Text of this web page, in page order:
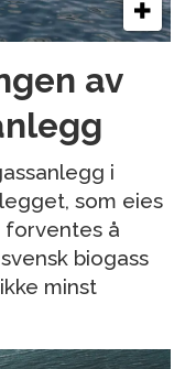
av
i
som eies
forventes å
biogass
minst